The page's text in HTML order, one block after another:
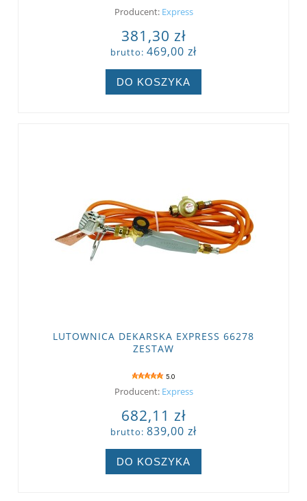
Producent: Express
381,30 zł
brutto: 469,00 zł
DO KOSZYKA
LUTOWNICA DEKARSKA EXPRESS 66278
ZESTAW
5.0
Producent: Express
682,11 zł
brutto: 839,00 zł
DO KOSZYKA